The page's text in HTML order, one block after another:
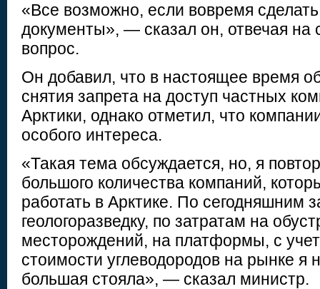
«Все возможно, если вовремя
документы», — сказал он, отвечая на
вопрос.
Он добавил, что в настоящее время
снятия запрета на доступ частных
Арктики, однако отметил, что
особого интереса.
«Такая тема обсуждается, но, я
большого количества компаний,
работать в Арктике. По сегодняшним
геологоразведку, по затратам на
месторождений, на платформы, с
стоимости углеводородов на рынке я
большая стояла», — сказал министр.